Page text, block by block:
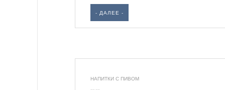
- ДАЛЕЕ -
НАПИТКИ С ПИВОМ